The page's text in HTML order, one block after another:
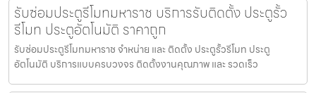
รับซ่อมประตูรีโมทมหาราช บริการรับติดตั้ง ประตูรั้ว
รีโมท ประตูอัตโนมัติ ราคาถูก
รับซ่อมประตูรีโมทมหาราช จำหน่าย และ ติดตั้ง ประตูรั้วรีโมท ประตู
อัตโนมัติ บริการแบบครบวงจร ติดตั้งงานคุณภาพ และ รวดเร็ว